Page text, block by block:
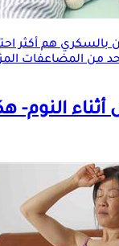
بالسكري هم أكثر
من المضاعفات
النوم-